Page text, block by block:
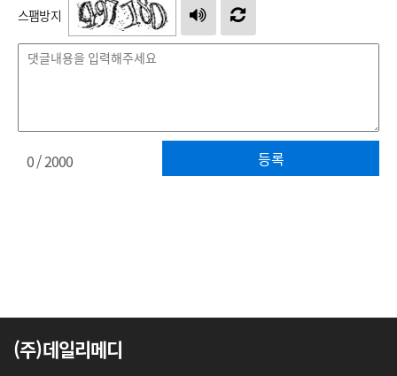
스팸방지
등록
0/ 2000
(주)데일리메디